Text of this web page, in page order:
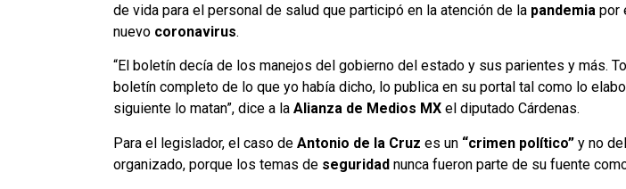
de vida para el personal de salud que participó en la atención de la pandemia por
nuevo coronavirus.
“El boletín decía de los manejos del gobierno del estado y sus parientes y más.
boletín completo de lo que yo había dicho, lo publica en su portal tal como lo
siguiente lo matan”, dice a la Alianza de Medios MX el diputado Cárdenas.
Para el legislador, el caso de Antonio de la Cruz es un “crimen político” y no
organizado, porque los temas de seguridad nunca fueron parte de su fuente